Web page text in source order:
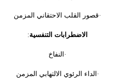
·قصور القلب الاحتقاني المزمن
الاضطرابات التنفسية:
·النفاخ
·الداء الرئوي الالتهابي المزمن